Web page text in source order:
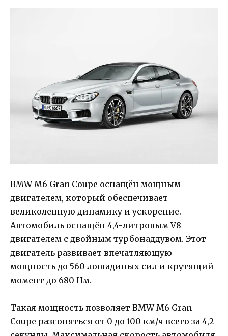
BMW M6 Gran Coupe оснащён мощным
двигателем, который обеспечивает
великолепную динамику и ускорение.
Автомобиль оснащён 4,4-литровым V8
двигателем с двойным турбонаддувом. Этот
двигатель развивает впечатляющую
мощность до 560 лошадиных сил и крутящий
момент до 680 Нм.
Такая мощность позволяет BMW M6 Gran
Coupe разгоняться от 0 до 100 км/ч всего за 4,2